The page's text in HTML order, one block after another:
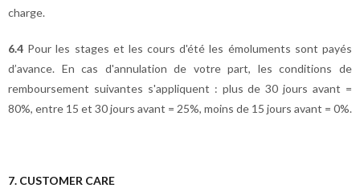
charge.
6.4 Pour les stages et les cours d'été les émoluments sont payés
d’avance. En cas d'annulation de votre part, les conditions de
remboursement suivantes s'appliquent : plus de 30 jours avant =
80%, entre 15 et 30 jours avant = 25%, moins de 15 jours avant = 0%.
7. CUSTOMER CARE